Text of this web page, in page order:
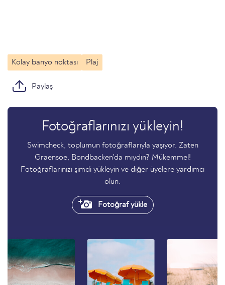
Kolay banyo noktası Plaj
Paylaş
Fotoğraflarınızı yükleyin!
Swimcheck, toplumun fotoğraflarıyla yaşıyor. Zaten
Graensoe, Bondbacken'da mıydın? Mükemmel!
Fotoğraflarınızı şimdi yükleyin ve diğer üyelere yardımcı
olun.
Fotoğraf yükle